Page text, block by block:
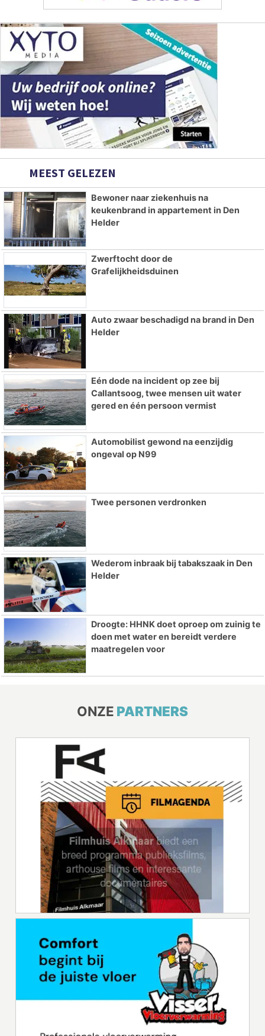
MEEST GELEZEN
Bewoner naar ziekenhuis na
keukenbrand in appartement in Den
Helder
Zwerftocht door de
Grafelijkheidsduinen
Auto zwaar beschadigd na brand in Den
Helder
Eén dode na incident op zee bij
Callantsoog, twee mensen uit water
gered en één persoon vermist
Automobilist gewond na eenzijdig
ongeval op N99
Twee personen verdronken
Wederom inbraak bij tabakszaak in Den
Helder
Droogte: HHNK doet oproep om zuinig te
doen met water en bereidt verdere
maatregelen voor
ONZE PARTNERS